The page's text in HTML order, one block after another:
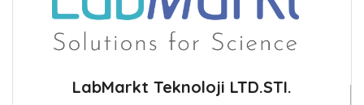
LabMarkt Teknoloji LTD.STI.